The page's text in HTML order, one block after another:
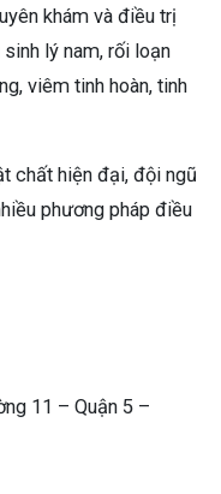
khám và điều trị
lý nam, rối loạn
viêm tinh hoàn, tinh
chất hiện đại, đội ngũ
phương pháp điều
11 – Quận 5 –